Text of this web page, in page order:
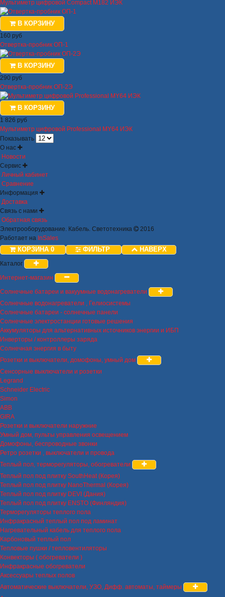
Мультиметр цифровой Compact M182 ИЭК
В КОРЗИНУ
160 руб
Отвертка-пробник ОП-1
В КОРЗИНУ
290 руб
Отвертка-пробник ОП-2Э
В КОРЗИНУ
1 826 руб
Мультиметр цифровой Professional MY64 ИЭК
Показывать
О нас
Новости
Сервис
Личный кабинет
Сравнение
Информация
Доставка
Связь с нами
Обратная связь
Электрооборудование. Кабель. Светотехника
2016
Работает на InSales
КОРЗИНА 0 ФИЛЬТР НАВЕРХ
Каталог
Интернет-магазин
Солнечные батареи и вакуумные водонагреватели
Солнечные водонагреватели , Гелиосистемы
Солнечные батареи - солнечные панели
Солнечные электростанции готовые решения
Аккумуляторы для альтернативных источников энергии и ИБП
Инверторы / контроллеры заряда
Солнечная энергия в быту
Розетки и выключатели, домофоны, умный дом
Сенсорные выключатели и розетки
Legrand
Schneider Electric
Simon
ABB
GIRA
Розетки и выключатели наружние
Умный дом, пульты управления освещением
Домофоны, беспроводные звонки
Ретро розетки , выключатели и провода
Теплый пол, терморегуляторы, обогреватели
Теплый пол под плитку SouthHeat (Корея)
Теплый пол под плитку NanoThermal (Корея)
Теплый пол под плитку DEVI (Дания)
Теплый пол под плитку ENSTO (Финляндия)
Терморегуляторы теплого пола
Инфракрасный теплый пол под ламинат
Нагревательный кабель для теплого пола
Карбоновый теплый пол
Тепловые пушки / тепловентиляторы
Конвекторы ( обогреватели )
Инфракрасные обогреватели
Аксессуары теплых полов
Автоматические выключатели, УЗО, Дифф. автоматы, таймеры